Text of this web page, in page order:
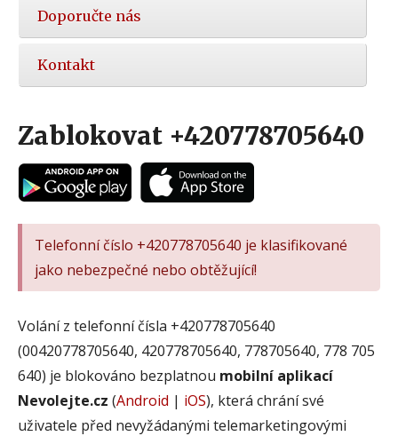
Doporučte nás
Kontakt
Zablokovat +420778705640
Telefonní číslo +420778705640 je klasifikované
jako nebezpečné nebo obtěžující!
Volání z telefonní čísla +420778705640
(00420778705640, 420778705640, 778705640, 778 705
640) je blokováno bezplatnou mobilní aplikací
Nevolejte.cz (Android | iOS), která chrání své
uživatele před nevyžádanými telemarketingovými